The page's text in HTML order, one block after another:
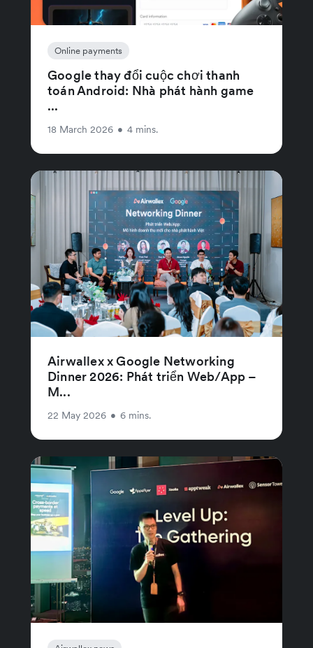
Online payments
Google thay đổi cuộc chơi thanh
toán Android: Nhà phát hành game
...
18 March 2026 • 4 mins.
Airwallex x Google Networking
Dinner 2026: Phát triển Web/App –
M...
22 May 2026 • 6 mins.